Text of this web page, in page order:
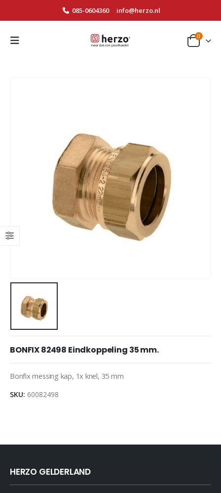
085-0604360 info@herzo.nl
0
BONFIX 82498 Eindkoppeling 35 mm.
Bonfix messing kap, 1x knel, 35 mm
SKU: 60082498
HERZO GELDERLAND